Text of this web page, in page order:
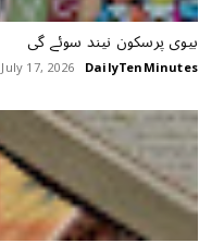
بیوی پرسکون نیند سوئے گی
DailyTenMinutes
July 17, 2026